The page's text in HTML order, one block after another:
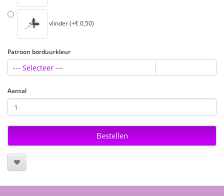
vlinder (+€ 0,50)
Patroon borduurkleur
--- Selecteer ---
Aantal
Bestellen